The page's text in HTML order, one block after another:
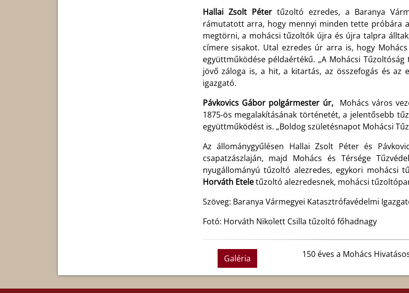
Hallai Zsolt Pétertűzoltó ezredes, a Baranya
rámutatott arra, hogy mennyi minden tette próbára
megtörni, a mohácsi tűzoltók újra és újra talpra
címere sisakot. Utal ezredes úr arra is, hogy
együttműködése példaértékű. „A Mohácsi
jövő záloga is, a hit, a kitartás, az összefogás és az
igazgató.
Pávkovics Gábor polgármester úr,
Mohács város
1875-ös megalakításának történetét, a jelentősebb
együttműködést is. „Boldog születésnapot Mohácsi
Az állománygyűlésen Hallai Zsolt Péter és
csapatzászlaján, majd Mohács és Térsége
nyugállományú tűzoltó alezredes, egykori mohácsi
Horváth Eteletűzoltó alezredesnek, mohácsi
Szöveg: Baranya Vármegyei Katasztrófavédelmi
Fotó: Horváth Nikolett Csilla tűzoltó főhadnagy
Galéria 150 éves a Mohács